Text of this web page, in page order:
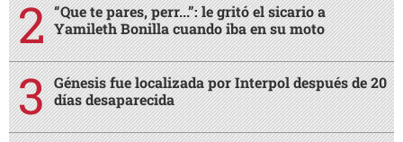
“Que te pares, perr...”: le gritó el sicario a
Yamileth Bonilla cuando iba en su moto
Génesis fue localizada por Interpol después de 20
días desaparecida